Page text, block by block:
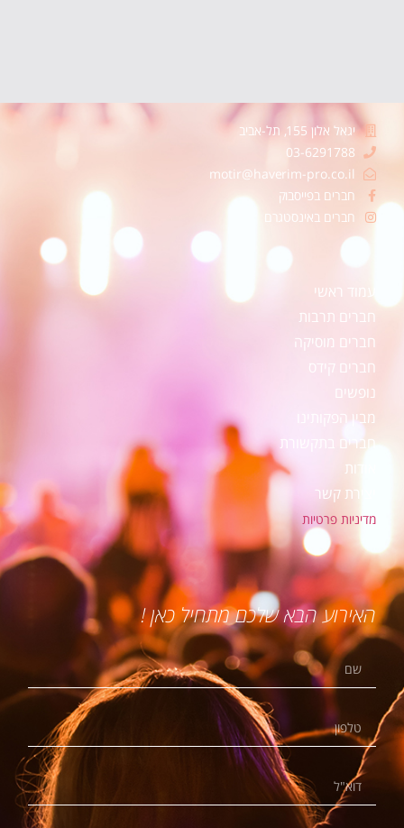
יגאל אלון 155, תל-אביב
03-6291788
motir@haverim-pro.co.il
חברים בפייסבוק
חברים באינסטגרם
עמוד ראשי
חברים תרבות
חברים מוסיקה
חברים קידס
נופשים
מבין הפקותינו
חברים בתקשורת
אודות
יצירת קשר
מדיניות פרטיות
האירוע הבא שלכם מתחיל כאן !